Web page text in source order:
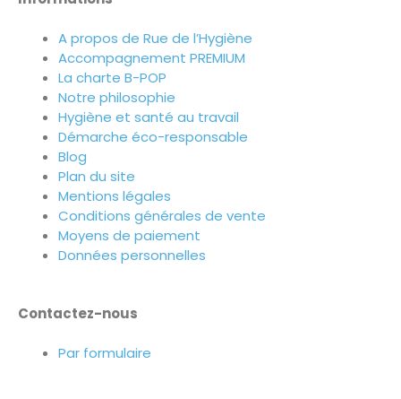
A propos de Rue de l’Hygiène
Accompagnement PREMIUM
La charte B-POP
Notre philosophie
Hygiène et santé au travail
Démarche éco-responsable
Blog
Plan du site
Mentions légales
Conditions générales de vente
Moyens de paiement
Données personnelles
Contactez-nous
Par formulaire